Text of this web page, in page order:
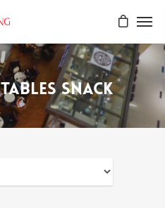
Tables snack